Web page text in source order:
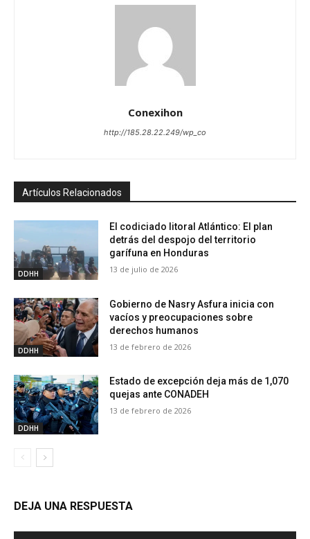
Conexihon
http://185.28.22.249/wp_co
Artículos Relacionados
DDHH
El codiciado litoral Atlántico: El plan
detrás del despojo del territorio
garífuna en Honduras
13 de julio de 2026
DDHH
Gobierno de Nasry Asfura inicia con
vacíos y preocupaciones sobre
derechos humanos
13 de febrero de 2026
DDHH
Estado de excepción deja más de 1,070
quejas ante CONADEH
13 de febrero de 2026
DEJA UNA RESPUESTA